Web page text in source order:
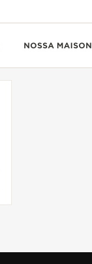
NOSSA MAISON